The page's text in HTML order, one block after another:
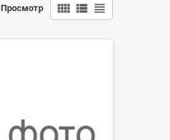
Просмотр view_comfy view_list view_headline